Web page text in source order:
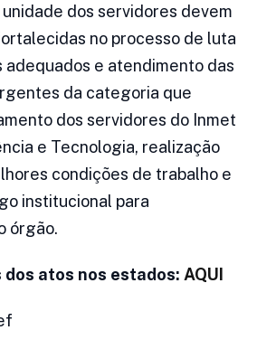
dos servidores devem
no processo de luta
adequados e atendimento das
da categoria que
dos servidores do Inmet
e Tecnologia, realização
condições de trabalho e
institucional para
órgão.
atos nos estados: AQUI